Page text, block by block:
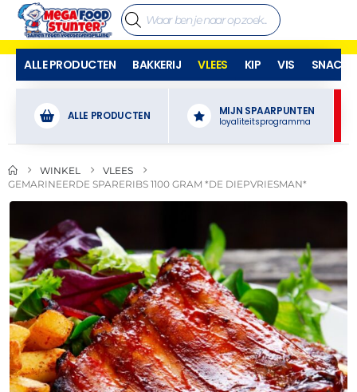
ALLE PRODUCTEN BAKKERIJ VLEES KIP VIS SNACKS
ALLE PRODUCTEN MIJN SPAARPUNTEN
loyaliteitsprogramma
WINKEL
VLEES
GEMARINEERDE SPARERIBS 1100 GRAM *DE DIEPVRIESMAN*